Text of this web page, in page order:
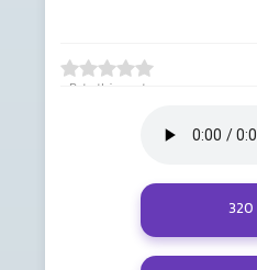
Rate this post